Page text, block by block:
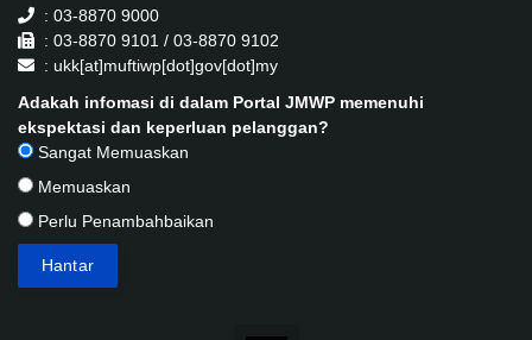
: 03-8870 9000
: 03-8870 9101 / 03-8870 9102
: ukk[at]muftiwp[dot]gov[dot]my
Adakah infomasi di dalam Portal JMWP memenuhi
ekspektasi dan keperluan pelanggan?
Sangat Memuaskan
Memuaskan
Perlu Penambahbaikan